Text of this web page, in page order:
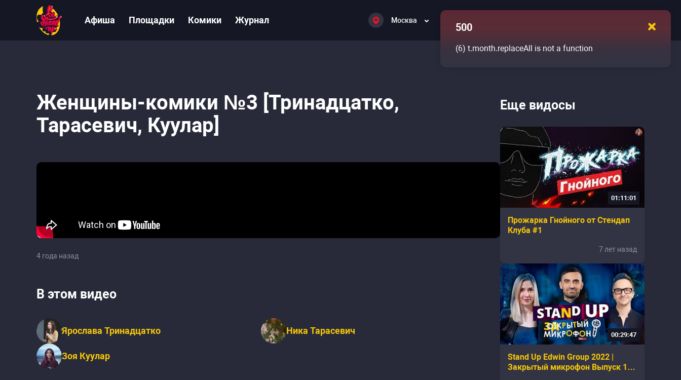
Афиша Площадки Комики Журнал Москва
Женщины-комики №3 [Тринадцатко,
Тарасевич, Куулар]
4 года назад
В этом видео
Ярослава Тринадцатко Ника Тарасевич
Зоя Куулар
Еще видосы
01:11:01
Прожарка Гнойного от Стендап
Клуба #1
7 лет назад
00:29:47
Stand Up Edwin Group 2022 |
Закрытый микрофон Выпуск 1
500
(6) t.month.replaceAll is not a function